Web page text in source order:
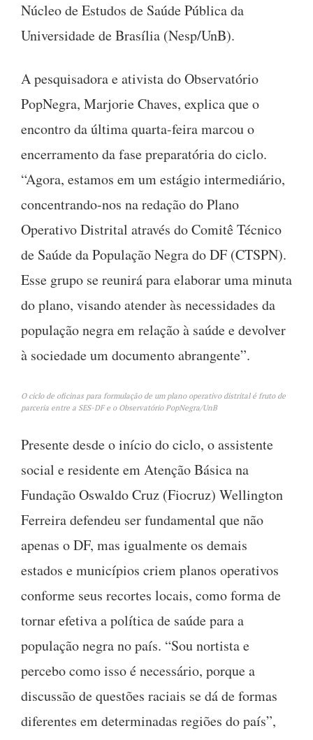
Núcleo de Estudos de Saúde Pública da
Universidade de Brasília (Nesp/UnB).
A pesquisadora e ativista do Observatório
PopNegra, Marjorie Chaves, explica que o
encontro da última quarta-feira marcou o
encerramento da fase preparatória do ciclo.
“Agora, estamos em um estágio intermediário,
concentrando-nos na redação do Plano
Operativo Distrital através do Comitê Técnico
de Saúde da População Negra do DF (CTSPN).
Esse grupo se reunirá para elaborar uma minuta
do plano, visando atender às necessidades da
população negra em relação à saúde e devolver
à sociedade um documento abrangente”.
O ciclo de oficinas para formulação de um plano operativo distrital é fruto de
parceria entre a SES-DF e o Observatório PopNegra/UnB
Presente desde o início do ciclo, o assistente
social e residente em Atenção Básica na
Fundação Oswaldo Cruz (Fiocruz) Wellington
Ferreira defendeu ser fundamental que não
apenas o DF, mas igualmente os demais
estados e municípios criem planos operativos
conforme seus recortes locais, como forma de
tornar efetiva a política de saúde para a
população negra no país. “Sou nortista e
percebo como isso é necessário, porque a
discussão de questões raciais se dá de formas
diferentes em determinadas regiões do país”,